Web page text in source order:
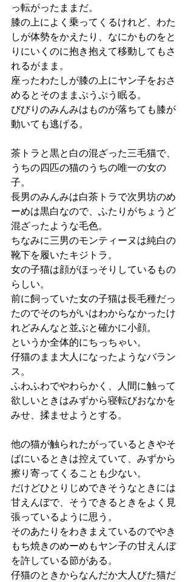
っ転がったままだ。
膝の上によく乗ってくるけれど、わた
しが体勢をかえたり、なにかものをと
りにいくのに抱き抱えて移動してもさ
れるがまま。
座ったわたしが膝の上にヤン子をおさ
めるとそのままぷうぷう眠る。
びびりのみんみはものが落ちても膝が
動いても逃げる。
茶トラと黒と白の混ざった三毛猫で、
うちの四匹の猫のうちの唯一の女の
子。
長男のみんみは白茶トラで次男坊のめ
ーめは黒白なので、ふたりがちょうど
混ざったような毛色。
ちなみに三男のモンティーヌは純白の
靴下を履いたキジトラ。
女の子猫は顔がほっそりしているもの
らしい。
前に飼っていた女の子猫は長毛種だっ
たのでそのちがいはわからなかったけ
れどみんなと並ぶと確かに小顔。
というか全体的にちっちゃい。
仔猫のまま大人になったようなバラン
ス。
ふわふわでやわらかく、人間に触って
欲しいときはみずから寝転びおなかを
みせ、揉ませようとする。
他の猫が触られたがっているときやそ
ばにいるときは控えていて、みずから
擦り寄ってくることも少ない。
だけどひとりじめできそうなときには
甘えんぼで、そうできるときをよく見
張っているように思う。
そのあたりをわきまえているのでやき
もち焼きのめーめもヤン子の甘えんぼ
を許している節がある。
仔猫のときからなんだか大人びた猫だ